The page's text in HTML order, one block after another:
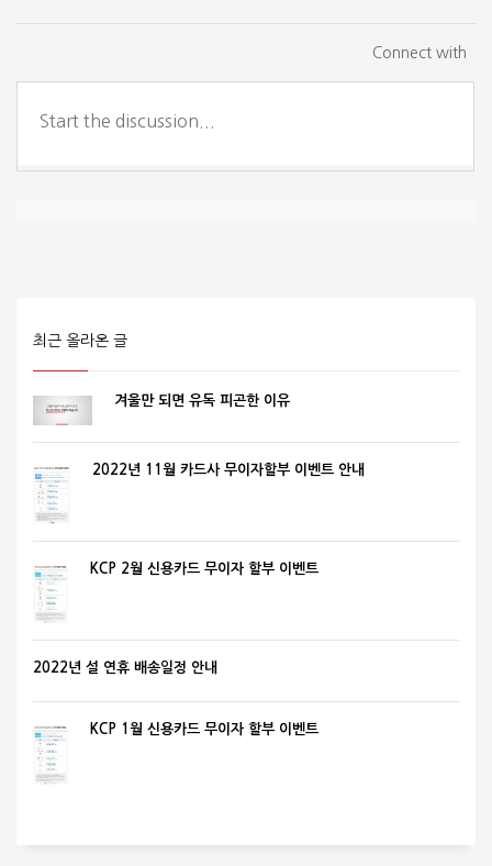
Connect with
최근 올라온 글
겨울만 되면 유독 피곤한 이유
2022년 11월 카드사 무이자할부 이벤트 안내
KCP 2월 신용카드 무이자 할부 이벤트
2022년 설 연휴 배송일정 안내
KCP 1월 신용카드 무이자 할부 이벤트